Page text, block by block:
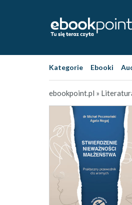
Kategorie Ebooki
ebookpoint.pl »